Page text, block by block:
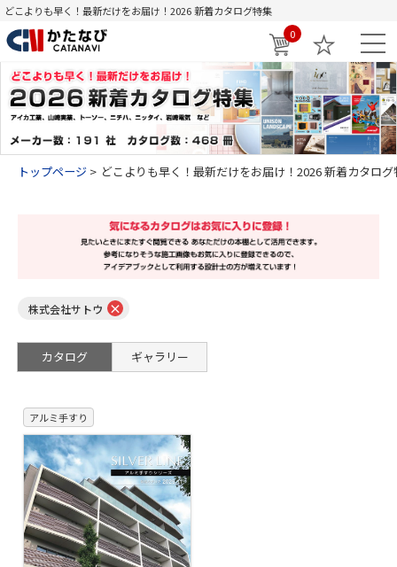
どこよりも早く！最新だけをお届け！2026 新着カタログ特集
0
トップページ どこよりも早く！最新だけをお届け！2026 新着カタログ
株式会社サトウ ×
カタログ ギャラリー
アルミ手すり